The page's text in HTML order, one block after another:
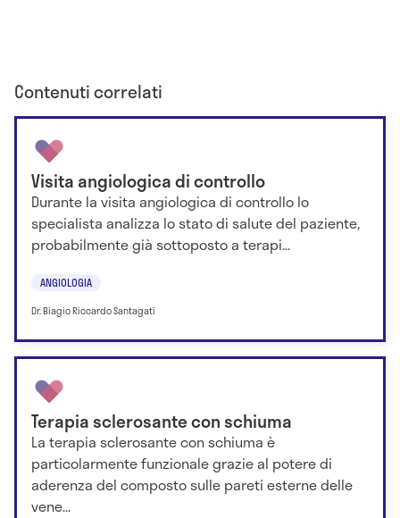
Contenuti correlati
Visita angiologica di controllo
Durante la visita angiologica di controllo lo
specialista analizza lo stato di salute del paziente,
probabilmente già sottoposto a terapi...
ANGIOLOGIA
Dr. Biagio Riccardo Santagati
Terapia sclerosante con schiuma
La terapia sclerosante con schiuma è
particolarmente funzionale grazie al potere di
aderenza del composto sulle pareti esterne delle
vene...